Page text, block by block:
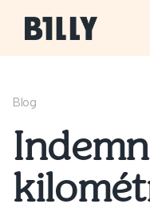
Blog